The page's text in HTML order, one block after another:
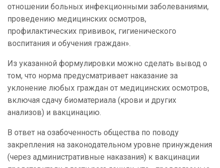
отношении больных инфекционными заболеваниями,
проведению медицинских осмотров,
профилактических прививок, гигиенического
воспитания и обучения граждан».
Из указанной формулировки можно сделать вывод о
том, что норма предусматривает наказание за
уклонение любых граждан от медицинских осмотров,
включая сдачу биоматериала (крови и других
анализов) и вакцинацию.
В ответ на озабоченность общества по поводу
закрепления на законодательном уровне принуждения
(через административные наказания) к вакцинации